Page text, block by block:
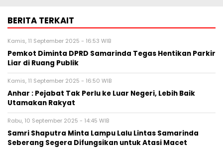
BERITA TERKAIT
Kamis, 11 September 2025 - 16:53 WIB
Pemkot Diminta DPRD Samarinda Tegas Hentikan Parkir
Liar di Ruang Publik
Kamis, 11 September 2025 - 16:50 WIB
Anhar : Pejabat Tak Perlu ke Luar Negeri, Lebih Baik
Utamakan Rakyat
Rabu, 10 September 2025 - 14:45 WIB
Samri Shaputra Minta Lampu Lalu Lintas Samarinda
Seberang Segera Difungsikan untuk Atasi Macet